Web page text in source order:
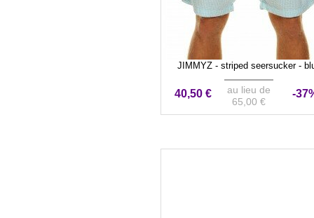
JIMMYZ - striped seersucker -
40,50 €
au lieu de
65,00 €
-